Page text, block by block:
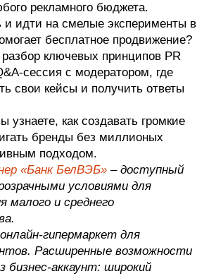
рекламного бюджета.
и идти на смелые эксперименты в
бесплатное продвижение?
ключевых принципов PR
сессия с модератором, где
свои кейсы и получить ответы
узнаете, как создавать громкие
бренды без миллионых
подходом.
«Банк БелВЭБ» –доступный
условиями для
малого и среднего
онлайн-гипермаркет для
Расширенные возможности
бизнес-аккаунт: широкий